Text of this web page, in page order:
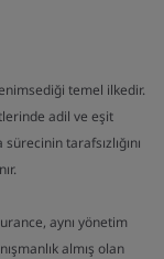
temel ilkedir.
adil ve eşit
tarafsızlığını
aynı yönetim
almış olan